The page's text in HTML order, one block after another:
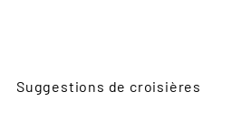
Suggestions de croisières